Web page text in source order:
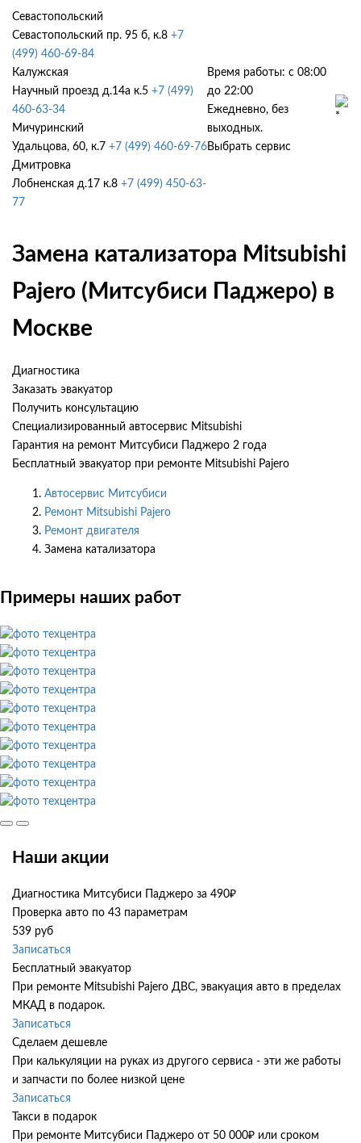
Севастопольский
Севастопольский пр. 95 б, к.8 +7
(499) 460-69-84
Калужская
Научный проезд д.14а к.5 +7 (499)
460-63-34
Мичуринский
Удальцова, 60, к.7 +7 (499) 460-69-76
Дмитровка
Лобненская д.17 к.8 +7 (499) 450-63-
77
Время работы: с 08:00
до 22:00
Ежедневно, без
выходных.
Выбрать сервис
Замена катализатора Mitsubishi
Pajero (Митсубиси Паджеро) в
Москве
Диагностика
Заказать эвакуатор
Получить консультацию
Специализированный автосервис Mitsubishi
Гарантия на ремонт Митсубиси Паджеро 2 года
Бесплатный эвакуатор при ремонте Mitsubishi Pajero
Автосервис Митсубиси
Ремонт Mitsubishi Pajero
Ремонт двигателя
Замена катализатора
Примеры наших работ
Наши акции
Диагностика Митсубиси Паджеро за 490₽
Проверка авто по 43 параметрам
539 руб
Записаться
Бесплатный эвакуатор
При ремонте Mitsubishi Pajero ДВС, эвакуация авто в пределах
МКАД в подарок.
Записаться
Сделаем дешевле
При калькуляции на руках из другого сервиса - эти же работы
и запчасти по более низкой цене
Записаться
Такси в подарок
При ремонте Митсубиси Паджеро от 50 000₽ или сроком